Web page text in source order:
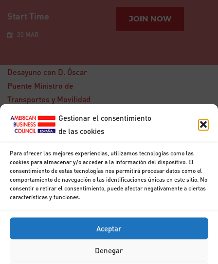
Gestionar el consentimiento
de las cookies
Para ofrecer las mejores experiencias, utilizamos tecnologías como las
cookies para almacenar y/o acceder a la información del dispositivo. El
consentimiento de estas tecnologías nos permitirá procesar datos como el
comportamiento de navegación o las identificaciones únicas en este sitio. No
consentir o retirar el consentimiento, puede afectar negativamente a ciertas
características y funciones.
Aceptar
Denegar
Start Time
20 MAR
JOIN NOW
Desayuno con D. Óscar
Puente Ministro de
Transportes y Movilidad
Sostenible
DIC
Desayuno con Don
Francisco
Marhuenda